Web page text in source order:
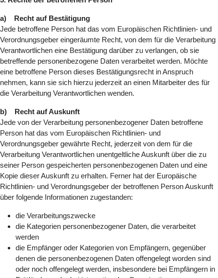
a) Recht auf Bestätigung
Jede betroffene Person hat das vom Europäischen Richtlinien- und
Verordnungsgeber eingeräumte Recht, von dem für die Verarbeitung
Verantwortlichen eine Bestätigung darüber zu verlangen, ob sie
betreffende personenbezogene Daten verarbeitet werden. Möchte
eine betroffene Person dieses Bestätigungsrecht in Anspruch
nehmen, kann sie sich hierzu jederzeit an einen Mitarbeiter des für
die Verarbeitung Verantwortlichen wenden.
b) Recht auf Auskunft
Jede von der Verarbeitung personenbezogener Daten betroffene
Person hat das vom Europäischen Richtlinien- und
Verordnungsgeber gewährte Recht, jederzeit von dem für die
Verarbeitung Verantwortlichen unentgeltliche Auskunft über die zu
seiner Person gespeicherten personenbezogenen Daten und eine
Kopie dieser Auskunft zu erhalten. Ferner hat der Europäische
Richtlinien- und Verordnungsgeber der betroffenen Person Auskunft
über folgende Informationen zugestanden:
die Verarbeitungszwecke
die Kategorien personenbezogener Daten, die verarbeitet
werden
die Empfänger oder Kategorien von Empfängern, gegenüber
denen die personenbezogenen Daten offengelegt worden sind
oder noch offengelegt werden, insbesondere bei Empfängern in